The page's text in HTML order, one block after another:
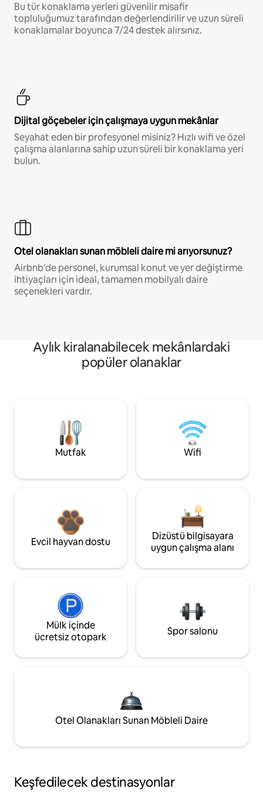
Bu tür konaklama yerleri güvenilir misafir
topluluğumuz tarafından değerlendirilir ve uzun süreli
konaklamalar boyunca 7/24 destek alırsınız.
Dijital göçebeler için çalışmaya uygun mekânlar
Seyahat eden bir profesyonel misiniz? Hızlı wifi ve özel
çalışma alanlarına sahip uzun süreli bir konaklama yeri
bulun.
Otel olanakları sunan möbleli daire mi arıyorsunuz?
Airbnb'de personel, kurumsal konut ve yer değiştirme
ihtiyaçları için ideal, tamamen mobilyalı daire
seçenekleri vardır.
Aylık kiralanabilecek mekânlardaki
popüler olanaklar
Mutfak Wifi
Evcil hayvan dostu
Dizüstü bilgisayara
uygun çalışma alanı
Mülk içinde
ücretsiz otopark
Spor salonu
Otel Olanakları Sunan Möbleli Daire
Keşfedilecek destinasyonlar